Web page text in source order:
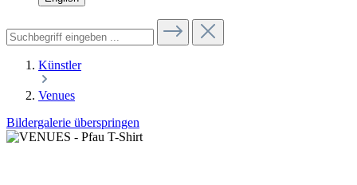
Künstler
Venues
Bildergalerie überspringen